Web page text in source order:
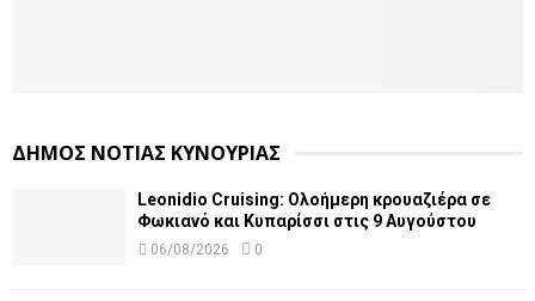
ΔΗΜΟΣ ΝΟΤΙΑΣ ΚΥΝΟΥΡΙΑΣ
Leonidio Cruising: Ολοήμερη κρουαζιέρα σε
Φωκιανό και Κυπαρίσσι στις 9 Αυγούστου
06/08/2026 0